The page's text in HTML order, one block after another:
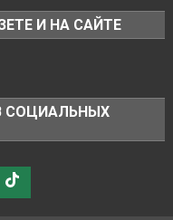
И НА САЙТЕ
СОЦИАЛЬНЫХ